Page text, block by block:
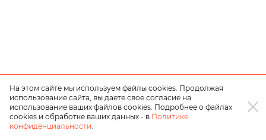
На этом сайте мы используем файлы cookies. Продолжая
использование сайта, вы даете свое согласие на
использование ваших файлов cookies. Подробнее о файлах
cookies и обработке ваших данных - в Политике
конфиденциальности.